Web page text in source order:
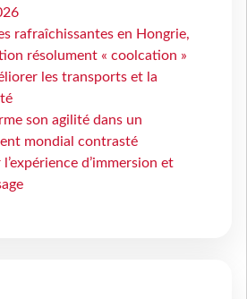
rafraîchissantes en Hongrie,
résolument « coolcation »
les transports et la
son agilité dans un
mondial contrasté
l’expérience d’immersion et